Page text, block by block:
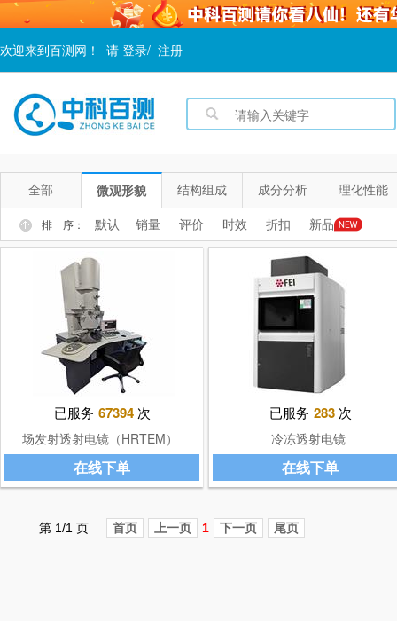
欢迎来到百测网！ 请 登录/ 注册
全部 微观形貌 结构组成 成分分析 理化性能
排 序： 默认 销量 评价 时效 折扣 新品
已服务 67394次
场发射透射电镜（HRTEM）
在线下单
已服务 283次
冷冻透射电镜
在线下单
第 1/1 页 首页 上一页 1 下一页 尾页